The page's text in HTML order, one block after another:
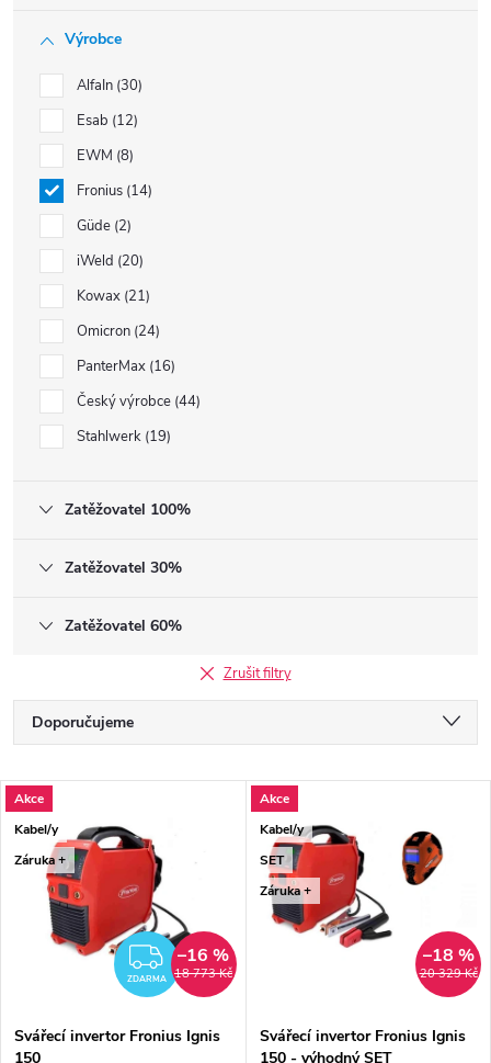
Výrobce
AlfaIn 30
Esab 12
EWM 8
Fronius 14
Güde 2
iWeld 20
Kowax 21
Omicron 24
PanterMax 16
Český výrobce 44
Stahlwerk 19
Zatěžovatel 100%
Zatěžovatel 30%
Zatěžovatel 60%
Zrušit filtry
Řazení produktů
Doporučujeme
Nejdražší
Nejprodávanější
Abecedně
Výpis produktů
Akce
Kabel/y
Záruka +
ZDARMA
ZDARMA 18 773 Kč
–16 %
Svářecí invertor Fronius Ignis
150
Akce
Kabel/y
SET
Záruka +
20 329 Kč
–18 %
Svářecí invertor Fronius Ignis
150 - výhodný SET